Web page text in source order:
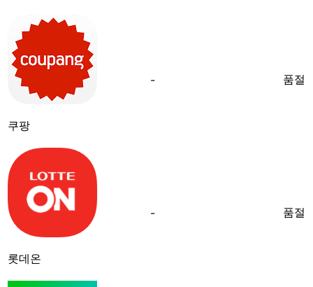
쿠팡
- 품절
롯데온
- 품절